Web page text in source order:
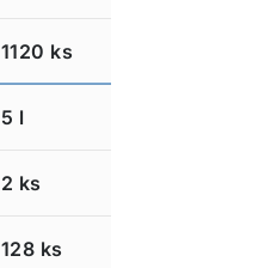
1120 ks
5 l
2 ks
128 ks